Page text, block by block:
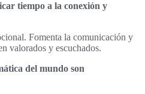
tiempo a la conexión y
Fomenta la comunicación y
valorados y escuchados.
del mundo son